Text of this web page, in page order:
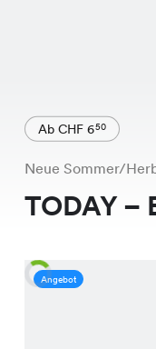
Ab CHF 650
Neue Sommer/
TODAY –
Angebot